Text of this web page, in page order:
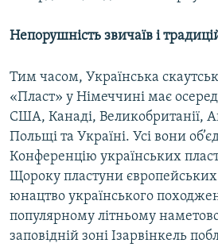
Непорушність звичаїв і
Тим часом, Українська
«Пласт» у Німеччині має
США, Канаді, Великобританії,
Польщі та Україні. Усі вони
Конференцію українських
Щороку пластуни європейських
юнацтво українського
популярному літньому
заповідній зоні Ізарвінкель